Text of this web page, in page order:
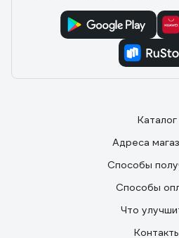
Каталог
Адреса
Способы
Способы
Что